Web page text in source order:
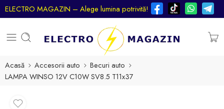
ELECTRO MAGAZIN – Alege lumina potrivită!
Acasă Accesorii auto
Becuri auto
LAMPA WINSO 12V C10W SV8.5 T11x37